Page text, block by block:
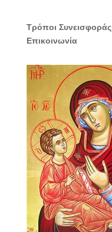
Τρόποι Συνεισφοράς
Επικοινωνία